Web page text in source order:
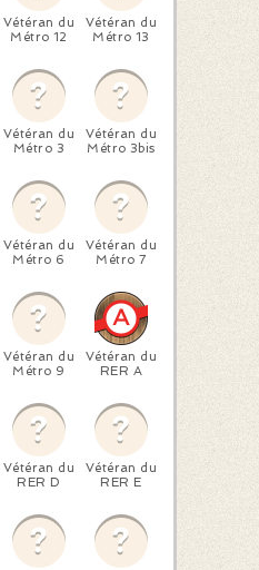
Vétéran du
Métro 12
Vétéran du
Métro 13
Vétéran du
Métro 3
Vétéran du
Métro 3bis
Vétéran du
Métro 6
Vétéran du
Métro 7
Vétéran du
Métro 9
Vétéran du
RER A
Vétéran du
RER D
Vétéran du
RER E